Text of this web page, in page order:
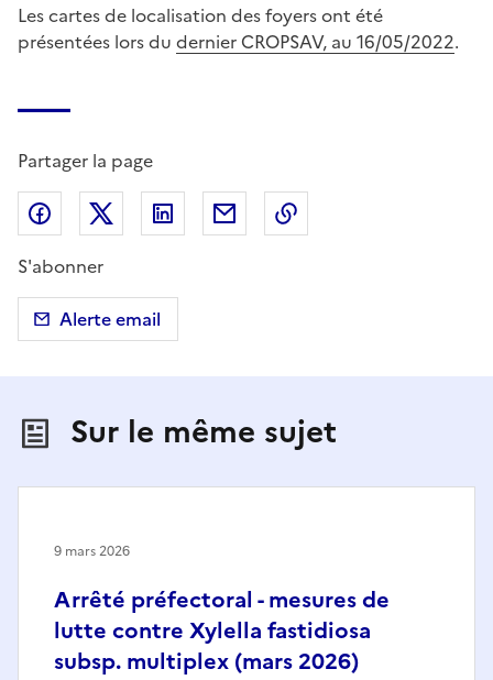
Les cartes de localisation des foyers ont été
présentées lors du dernier CROPSAV, au 16/05/2022.
Partager la page
Partager sur Facebook
Partager sur X (anciennement Twitter)
Partager sur LinkedIn
Partager par email
S'abonner
Alerte email
Sur le même sujet
Arrêté préfectoral - mesures de
lutte contre Xylella fastidiosa
subsp. multiplex (mars 2026)
9 mars 2026